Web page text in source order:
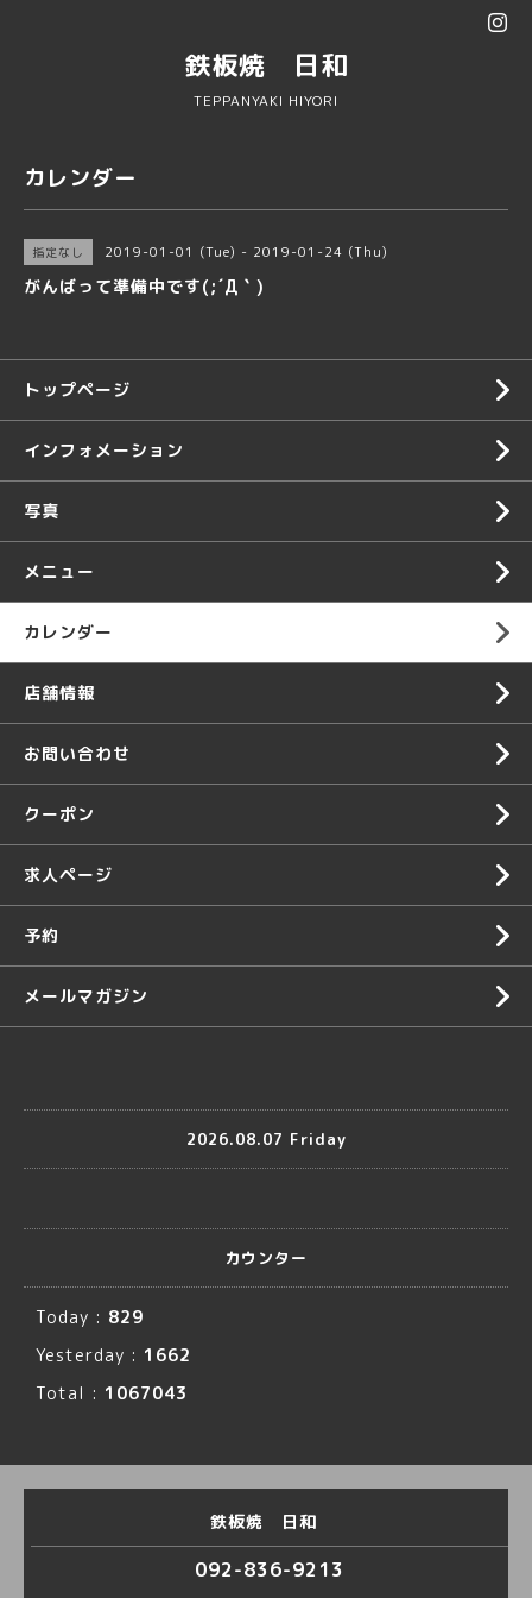
鉄板焼 日和
TEPPANYAKI HIYORI
カレンダー
指定なし 2019-01-01 (Tue) - 2019-01-24 (Thu)
がんばって準備中です(;´Д｀)
トップページ
インフォメーション
写真
メニュー
カレンダー
店舗情報
お問い合わせ
クーポン
求人ページ
予約
メールマガジン
2026.08.07 Friday
カウンター
Today : 829
Yesterday : 1662
Total : 1067043
鉄板焼 日和
092-836-9213